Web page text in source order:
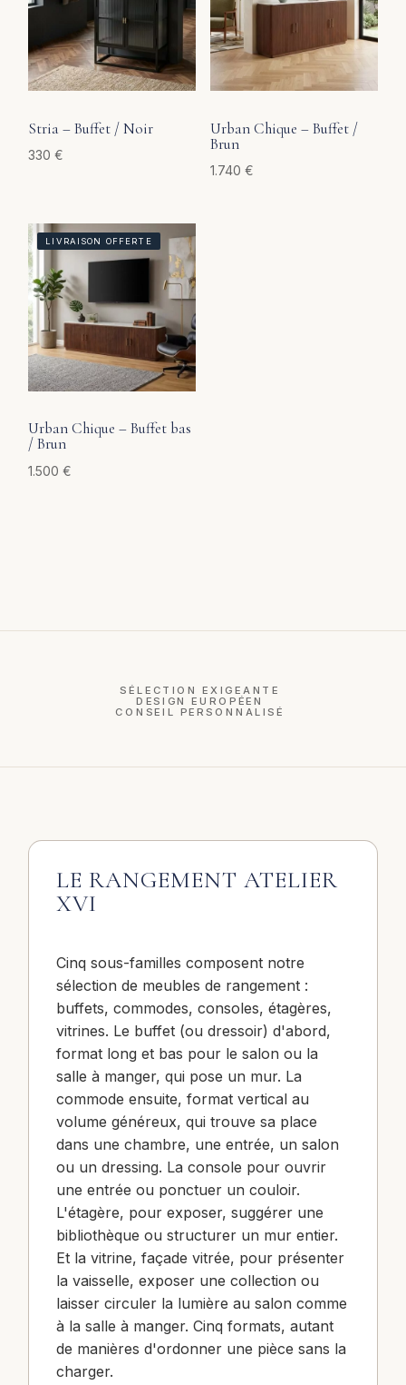
Stria – Buffet / Noir
330€
Urban Chique – Buffet /
Brun
1.740 €
LIVRAISON OFFERTE
Urban Chique – Buffet bas
/ Brun
1.500€
SÉLECTION EXIGEANTE
DESIGN EUROPÉEN
CONSEIL PERSONNALISÉ
LE RANGEMENT ATELIER
XVI
Cinq sous-familles composent notre
sélection de meubles de rangement :
buffets, commodes, consoles, étagères,
vitrines. Le buffet (ou dressoir) d'abord,
format long et bas pour le salon ou la
salle à manger, qui pose un mur. La
commode ensuite, format vertical au
volume généreux, qui trouve sa place
dans une chambre, une entrée, un salon
ou un dressing. La console pour ouvrir
une entrée ou ponctuer un couloir.
L'étagère, pour exposer, suggérer une
bibliothèque ou structurer un mur entier.
Et la vitrine, façade vitrée, pour présenter
la vaisselle, exposer une collection ou
laisser circuler la lumière au salon comme
à la salle à manger. Cinq formats, autant
de manières d'ordonner une pièce sans la
charger.